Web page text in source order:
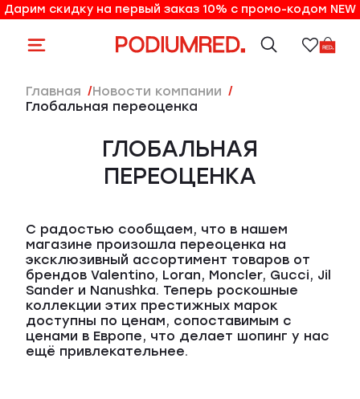
10% на первый заказ по промо-коду NEW
Дарим скидку на первый заказ 10% с промо-кодом NEW
Главная
Новости компании
Глобальная переоценка
ГЛОБАЛЬНАЯ
ПЕРЕОЦЕНКА
С радостью сообщаем, что в нашем
магазине произошла переоценка на
эксклюзивный ассортимент товаров от
брендов Valentino, Loran, Moncler, Gucci, Jil
Sander и Nanushka. Теперь роскошные
коллекции этих престижных марок
доступны по ценам, сопоставимым с
ценами в Европе, что делает шопинг у нас
ещё привлекательнее.